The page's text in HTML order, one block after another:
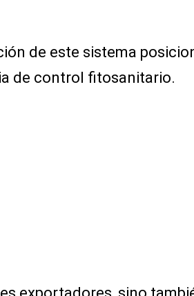
de este sistema
de control fitosanitario.